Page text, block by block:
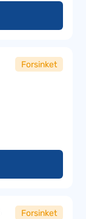
Forsinket
Forsinket